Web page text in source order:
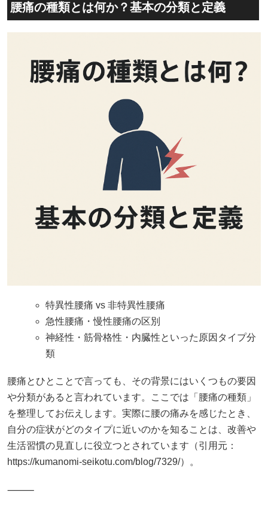
腰痛の種類とは何か？基本の分類と定義
特異性腰痛 vs 非特異性腰痛
急性腰痛・慢性腰痛の区別
神経性・筋骨格性・内臓性といった原因タイプ分
類
腰痛とひとことで言っても、その背景にはいくつもの要因
や分類があると言われています。ここでは「腰痛の種類」
を整理してお伝えします。実際に腰の痛みを感じたとき、
自分の症状がどのタイプに近いのかを知ることは、改善や
生活習慣の見直しに役立つとされています（引用元：
https://kumanomi-seikotu.com/blog/7329/）。
⸻